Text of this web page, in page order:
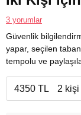
3 yorumlar
Güvenlik
yapar, seçilen
tempolu ve
4350 TL 2 kişi